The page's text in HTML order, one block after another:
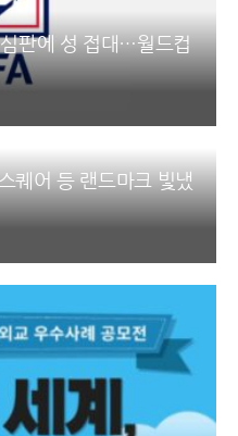
판에 성 접대…월드컵
퀘어 등 랜드마크 빛냈